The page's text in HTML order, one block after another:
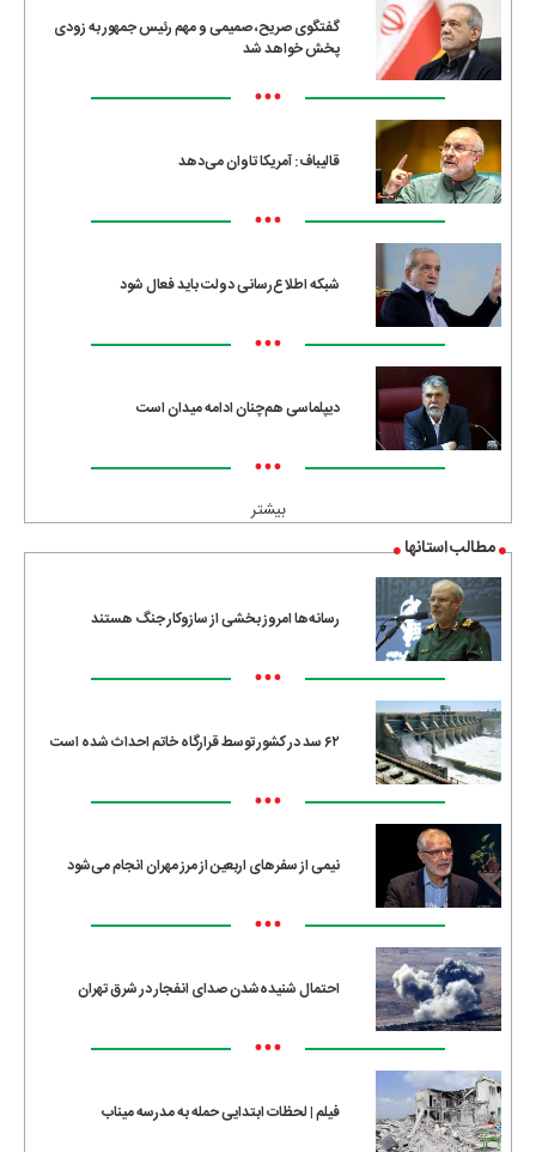
گفتگوی صریح، صمیمی و مهم رئیس جمهور به زودی
پخش خواهد شد
•••
قالیباف: آمریکا تاوان می‌دهد
•••
شبکه اطلاع‌رسانی دولت باید فعال شود
•••
دیپلماسی هم‌چنان ادامه میدان است
•••
بیشتر
مطالب استانها
رسانه‌ها امروز بخشی از سازوکار جنگ هستند
•••
۶۲ سد در کشور توسط قرارگاه خاتم احداث شده است
•••
نیمی از سفرهای اربعین از مرز مهران انجام می‌شود
•••
احتمال شنیده‌شدن صدای انفجار در شرق تهران
•••
فیلم | لحظات ابتدایی حمله به مدرسه میناب